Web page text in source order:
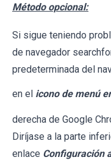
Método opcional:
Si sigue teniendo
de navegador
predeterminada del
en el icono de menú
derecha de Google
Diríjase a la parte
enlace Configuración